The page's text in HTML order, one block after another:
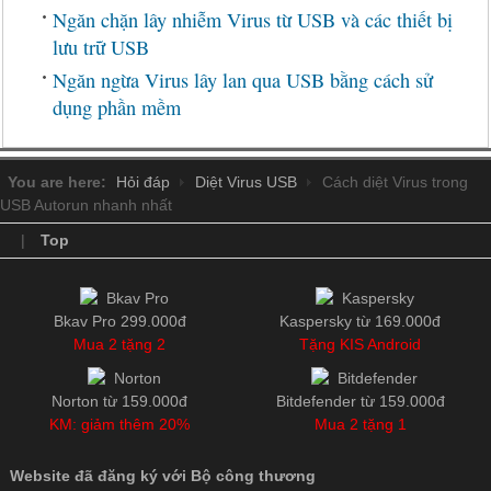
Ngăn chặn lây nhiễm Virus từ USB và các thiết bị
lưu trữ USB
Ngăn ngừa Virus lây lan qua USB bằng cách sử
dụng phần mềm
You are here: Hỏi đáp Diệt Virus USB
Cách diệt Virus trong
USB Autorun nhanh nhất
|
Top
Bkav Pro 299.000đ
Mua 2 tặng 2
Kaspersky từ 169.000đ
Tặng KIS Android
Norton từ 159.000đ
KM: giảm thêm 20%
Bitdefender từ 159.000đ
Mua 2 tặng 1
Website đã đăng ký với Bộ công thương